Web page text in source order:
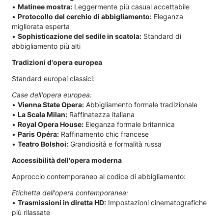
• Matinee mostra: Leggermente più casual accettabile
• Protocollo del cerchio di abbigliamento: Eleganza
migliorata esperta
• Sophisticazione del sedile in scatola: Standard di
abbigliamento più alti
Tradizioni d'opera europea
Standard europei classici:
Case dell'opera europea:
• Vienna State Opera: Abbigliamento formale tradizionale
• La Scala Milan: Raffinatezza italiana
• Royal Opera House: Eleganza formale britannica
• Paris Opéra: Raffinamento chic francese
• Teatro Bolshoi: Grandiosità e formalità russa
Accessibilità dell'opera moderna
Approccio contemporaneo al codice di abbigliamento:
Etichetta dell'opera contemporanea:
• Trasmissioni in diretta HD: Impostazioni cinematografiche
più rilassate